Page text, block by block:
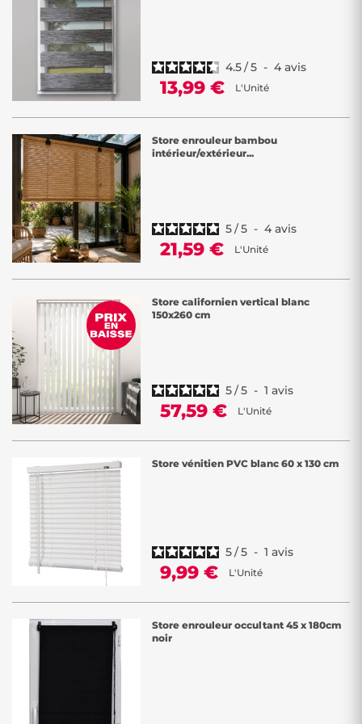
4.5/5 - 4 avis
13,99 € L'Unité
Store enrouleur bambou
intérieur/extérieur...
5/5 - 4 avis
21,59 € L'Unité
Store californien vertical blanc
150x260 cm
5/5 - 1 avis
57,59 € L'Unité
Store vénitien PVC blanc 60 x 130 cm
5/5 - 1 avis
9,99 € L'Unité
Store enrouleur occultant 45 x 180cm
noir